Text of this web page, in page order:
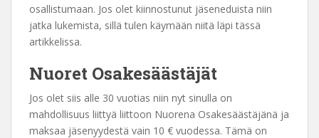
osallistumaan. Jos olet kiinnostunut jäseneduista niin
jatka lukemista, sillä tulen käymään niitä läpi tässä
artikkelissa.
Nuoret Osakesäästäjät
Jos olet siis alle 30 vuotias niin nyt sinulla on
mahdollisuus liittyä liittoon Nuorena Osakesäästäjänä ja
maksaa jäsenyydestä vain 10 € vuodessa. Tämä on